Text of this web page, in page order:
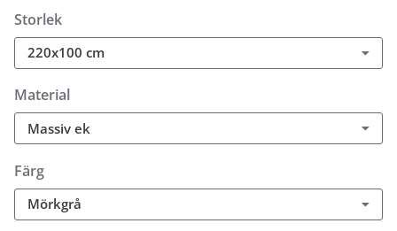
Storlek
220x100 cm
Material
Massiv ek
Färg
Mörkgrå